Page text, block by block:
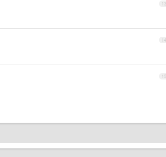
13
14
15